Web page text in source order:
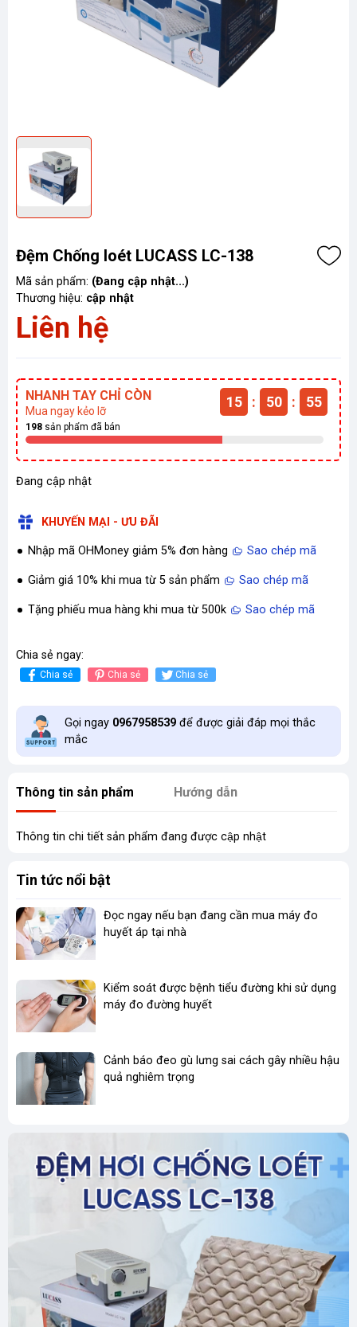
Đệm Chống loét LUCASS LC-138
Mã sản phẩm: (Đang cập nhật...)
Thương hiệu: cập nhật
Liên hệ
NHANH TAY CHỈ CÒN
Mua ngay kẻo lỡ
15 : 50 : 55
198 sản phẩm đã bán
Đang cập nhật
KHUYẾN MẠI - ƯU ĐÃI
Nhập mã OHMoney giảm 5% đơn hàng Sao chép mã
Giảm giá 10% khi mua từ 5 sản phẩm Sao chép mã
Tặng phiếu mua hàng khi mua từ 500k Sao chép mã
Chia sẻ ngay:
Chia sẻ Chia sẻ Chia sẻ
Gọi ngay 0967958539 để được giải đáp mọi thắc
mắc
Thông tin sản phẩm Hướng dẫn
Thông tin chi tiết sản phẩm đang được cập nhật
Tin tức nổi bật
Đọc ngay nếu bạn đang cần mua máy đo
huyết áp tại nhà
Kiểm soát được bệnh tiểu đường khi sử dụng
máy đo đường huyết
Cảnh báo đeo gù lưng sai cách gây nhiều hậu
quả nghiêm trọng